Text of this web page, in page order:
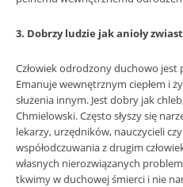
3. Dobrzy ludzie jak anioły
Człowiek odrodzony duchowo
Emanuje wewnętrznym ciepłem i
służenia innym. Jest dobry jak
Chmielowski. Często słyszy się
lekarzy, urzędników, nauczycieli
współodczuwania z drugim
własnych nierozwiązanych
tkwimy w duchowej śmierci i nie